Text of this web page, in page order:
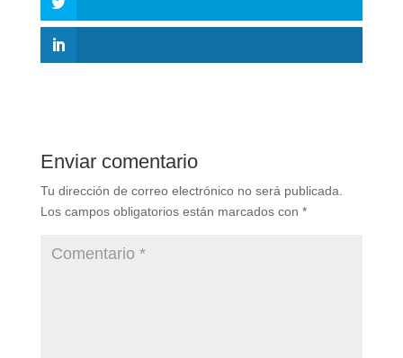
Enviar comentario
Tu dirección de correo electrónico no será publicada.
Los campos obligatorios están marcados con *